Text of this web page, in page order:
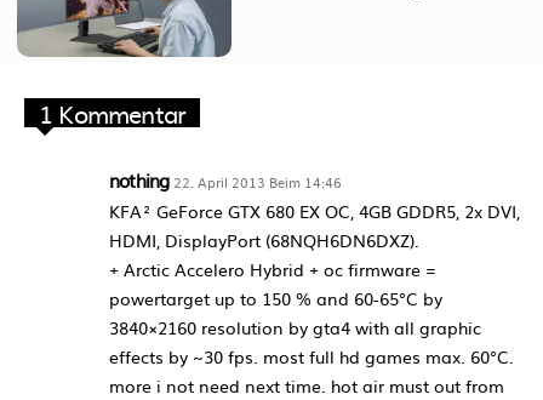
1 Kommentar
nothing 22. April 2013 Beim 14:46
KFA² GeForce GTX 680 EX OC, 4GB GDDR5, 2x DVI,
HDMI, DisplayPort (68NQH6DN6DXZ).
+ Arctic Accelero Hybrid + oc firmware =
powertarget up to 150 % and 60-65°C by
3840×2160 resolution by gta4 with all graphic
effects by ~30 fps. most full hd games max. 60°C.
more i not need next time. hot air must out from